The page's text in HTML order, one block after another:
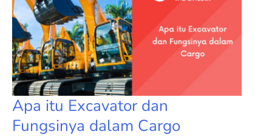
Apa itu Excavator dan
Fungsinya dalam Cargo
Excavator
dan
Fungsinya
dalam
Cargo